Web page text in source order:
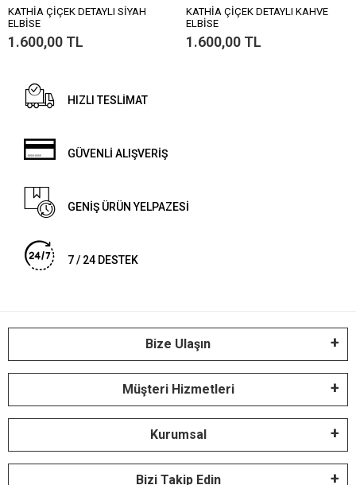
KATHİA ÇİÇEK DETAYLI SİYAH
ELBİSE
1.600,00 TL
KATHİA ÇİÇEK DETAYLI KAHVE
ELBİSE
1.600,00 TL
HIZLI TESLİMAT
GÜVENLİ ALIŞVERİŞ
GENİŞ ÜRÜN YELPAZESİ
7 / 24 DESTEK
Bize Ulaşın
Müşteri Hizmetleri
Kurumsal
Bizi Takip Edin